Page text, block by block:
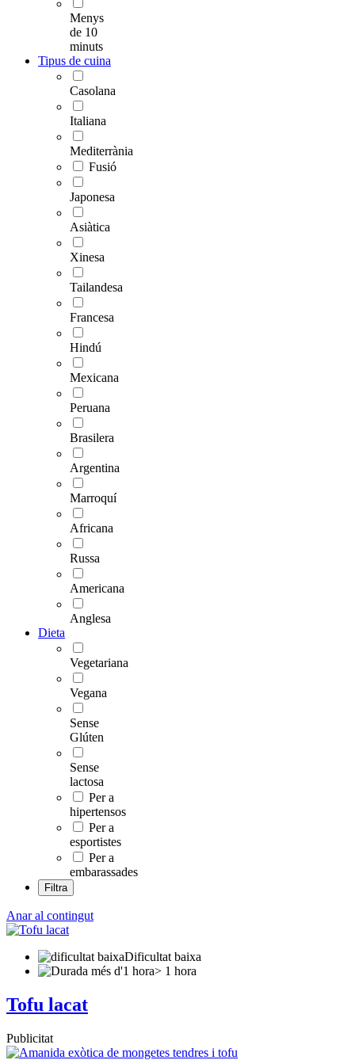
Menys
de 10
minuts
Tipus de cuina
Casolana
Italiana
Mediterrània
Fusió
Japonesa
Asiàtica
Xinesa
Tailandesa
Francesa
Hindú
Mexicana
Peruana
Brasilera
Argentina
Marroquí
Africana
Russa
Americana
Anglesa
Dieta
Vegetariana
Vegana
Sense
Glúten
Sense
lactosa
Per a
hipertensos
Per a
esportistes
Per a
embarassades
Filtra
Anar al contingut
Dificultat baixa
> 1 hora
Tofu lacat
Publicitat